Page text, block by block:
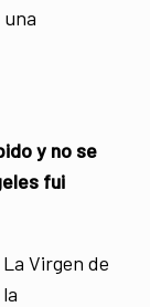
y no se
fui
La Virgen de
la